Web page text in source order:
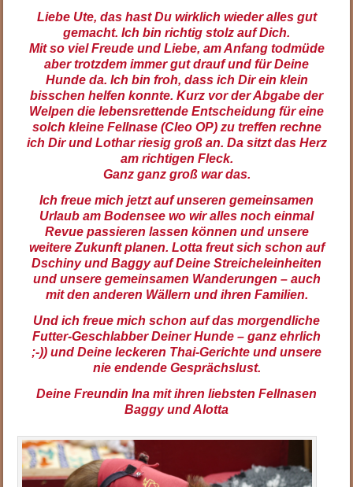
Liebe Ute, das hast Du wirklich wieder alles gut
gemacht. Ich bin richtig stolz auf Dich.
Mit so viel Freude und Liebe, am Anfang todmüde
aber trotzdem immer gut drauf und für Deine
Hunde da. Ich bin froh, dass ich Dir ein klein
bisschen helfen konnte. Kurz vor der Abgabe der
Welpen die lebensrettende Entscheidung für eine
solch kleine Fellnase (Cleo OP) zu treffen rechne
ich Dir und Lothar riesig groß an. Da sitzt das Herz
am richtigen Fleck.
Ganz ganz groß war das.
Ich freue mich jetzt auf unseren gemeinsamen
Urlaub am Bodensee wo wir alles noch einmal
Revue passieren lassen können und unsere
weitere Zukunft planen. Lotta freut sich schon auf
Dschiny und Baggy auf Deine Streicheleinheiten
und unsere gemeinsamen Wanderungen – auch
mit den anderen Wällern und ihren Familien.
Und ich freue mich schon auf das morgendliche
Futter-Geschlabber Deiner Hunde – ganz ehrlich
;-)) und Deine leckeren Thai-Gerichte und unsere
nie endende Gesprächslust.
Deine Freundin Ina mit ihren liebsten Fellnasen
Baggy und Alotta